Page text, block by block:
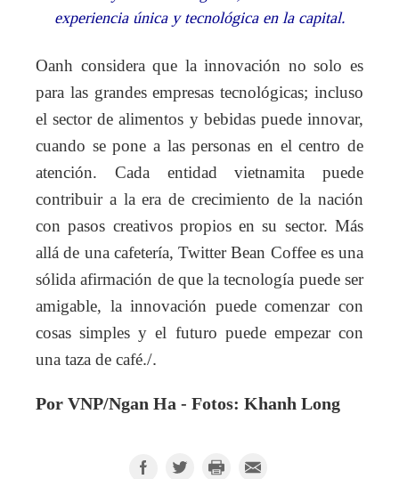
experiencia única y tecnológica en la capital.
Oanh considera que la innovación no solo es
para las grandes empresas tecnológicas; incluso
el sector de alimentos y bebidas puede innovar,
cuando se pone a las personas en el centro de
atención. Cada entidad vietnamita puede
contribuir a la era de crecimiento de la nación
con pasos creativos propios en su sector. Más
allá de una cafetería, Twitter Bean Coffee es una
sólida afirmación de que la tecnología puede ser
amigable, la innovación puede comenzar con
cosas simples y el futuro puede empezar con
una taza de café./.
Por VNP/Ngan Ha - Fotos: Khanh Long